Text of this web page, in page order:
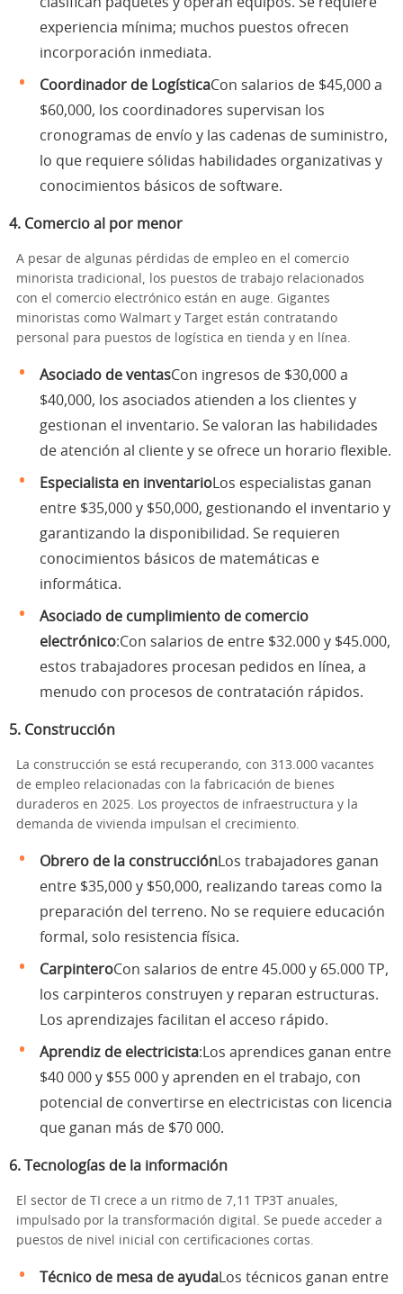
experiencia mínima; muchos puestos ofrecen
incorporación inmediata.
Coordinador de LogísticaCon salarios de $45,000 a
$60,000, los coordinadores supervisan los
cronogramas de envío y las cadenas de suministro,
lo que requiere sólidas habilidades organizativas y
conocimientos básicos de software.
4. Comercio al por menor
A pesar de algunas pérdidas de empleo en el comercio
minorista tradicional, los puestos de trabajo relacionados
con el comercio electrónico están en auge. Gigantes
minoristas como Walmart y Target están contratando
personal para puestos de logística en tienda y en línea.
Asociado de ventasCon ingresos de $30,000 a
$40,000, los asociados atienden a los clientes y
gestionan el inventario. Se valoran las habilidades
de atención al cliente y se ofrece un horario flexible.
Especialista en inventario Los especialistas ganan
entre $35,000 y $50,000, gestionando el inventario y
garantizando la disponibilidad. Se requieren
conocimientos básicos de matemáticas e
informática.
Asociado de cumplimiento de comercio
electrónico:Con salarios de entre $32.000 y $45.000,
estos trabajadores procesan pedidos en línea, a
menudo con procesos de contratación rápidos.
5. Construcción
La construcción se está recuperando, con 313.000 vacantes
de empleo relacionadas con la fabricación de bienes
duraderos en 2025. Los proyectos de infraestructura y la
demanda de vivienda impulsan el crecimiento.
Obrero de la construcción Los trabajadores ganan
entre $35,000 y $50,000, realizando tareas como la
preparación del terreno. No se requiere educación
formal, solo resistencia física.
CarpinteroCon salarios de entre 45.000 y 65.000 TP,
los carpinteros construyen y reparan estructuras.
Los aprendizajes facilitan el acceso rápido.
Aprendiz de electricista:Los aprendices ganan entre
$40 000 y $55 000 y aprenden en el trabajo, con
potencial de convertirse en electricistas con licencia
que ganan más de $70 000.
6. Tecnologías de la información
El sector de TI crece a un ritmo de 7,11 TP3T anuales,
impulsado por la transformación digital. Se puede acceder a
puestos de nivel inicial con certificaciones cortas.
Técnico de mesa de ayuda Los técnicos ganan entre